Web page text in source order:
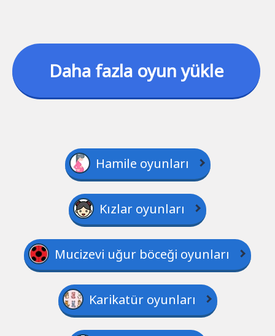
Daha fazla oyun yükle
Hamile oyunları
Kızlar oyunları
Mucizevi uğur böceği oyunları
Karikatür oyunları